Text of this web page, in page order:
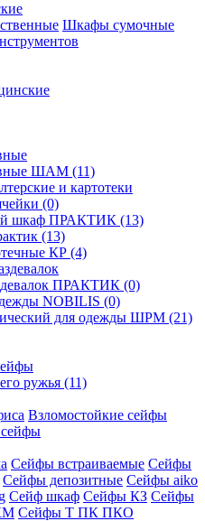
Шкафы сумочные
ШАМ (11)
и картотеки
(0)
шкаф ПРАКТИК (13)
(13)
КР (4)
ПРАКТИК (0)
NOBILIS (0)
для одежды ШРМ (21)
ружья (11)
Взломостойкие сейфы
Сейфы встраиваемые Сейфы
Сейфы депозитные Сейфы aiko
Сейф шкаф Сейфы КЗ Сейфы
Сейфы Т ПК ПКО